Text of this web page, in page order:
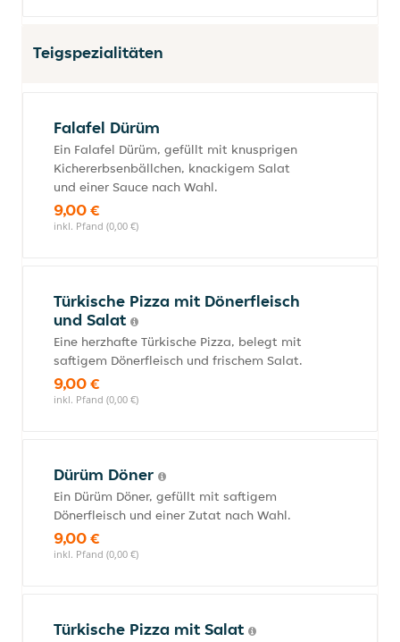
Teigspezialitäten
Falafel Dürüm
Ein Falafel Dürüm, gefüllt mit knusprigen
Kichererbsenbällchen, knackigem Salat
und einer Sauce nach Wahl.
9,00 €
inkl. Pfand (0,00 €)
Türkische Pizza mit Dönerfleisch
und Salat
Eine herzhafte Türkische Pizza, belegt mit
saftigem Dönerfleisch und frischem Salat.
9,00 €
inkl. Pfand (0,00 €)
Dürüm Döner
Ein Dürüm Döner, gefüllt mit saftigem
Dönerfleisch und einer Zutat nach Wahl.
9,00 €
inkl. Pfand (0,00 €)
Türkische Pizza mit Salat